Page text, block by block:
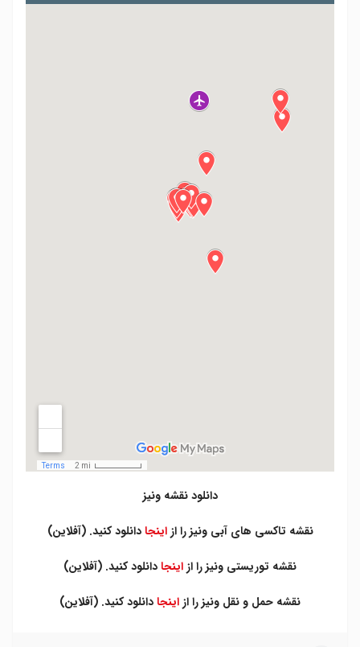
(آفلاین)
دانلود نقشه ونیز
نقشه تاکسی های آبی ونیز را ازاینجادانلود کنید. (آفلاین)
نقشه توریستی ونیز را از اینجادانلود کنید. (آفلاین)
نقشه حمل و نقل ونیز را از اینجادانلود کنید. (آفلاین)